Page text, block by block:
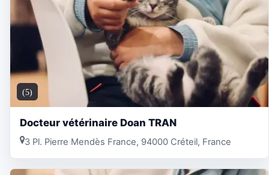
(5)
Docteur vétérinaire Doan TRAN
3 Pl. Pierre Mendès France, 94000 Créteil, France